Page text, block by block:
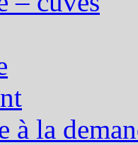
à la